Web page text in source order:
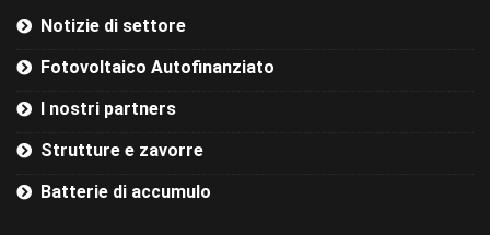
Notizie di settore
Fotovoltaico Autofinanziato
I nostri partners
Strutture e zavorre
Batterie di accumulo